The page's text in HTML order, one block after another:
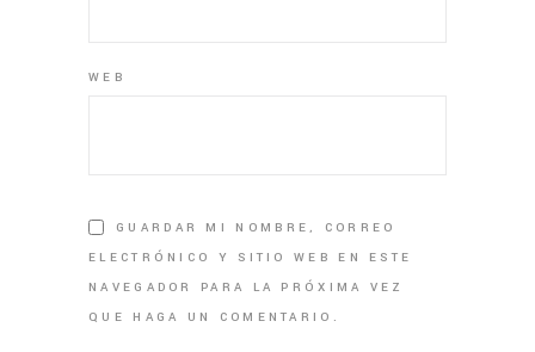
WEB
GUARDAR MI NOMBRE, CORREO
ELECTRÓNICO Y SITIO WEB EN ESTE
NAVEGADOR PARA LA PRÓXIMA VEZ
QUE HAGA UN COMENTARIO.